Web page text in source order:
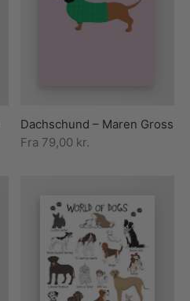
Dachschund – Maren Gross
Fra 79,00 kr.